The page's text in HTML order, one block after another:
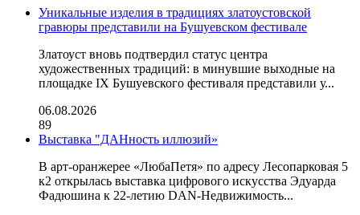
Уникальные изделия в традициях златоустовской
гравюры представили на Бушуевском фестивале
Златоуст вновь подтвердил статус центра
художественных традиций: в минувшие выходные на
площадке IX Бушуевского фестиваля представили у...
06.08.2026
89
Выставка "ДАНность иллюзий»
В арт-оранжерее «ЛюбаПетя» по адресу Лесопарковая 5
к2 открылась выставка цифрового искусства Эдуарда
Фадюшина к 22-летию DAN-Недвижимость...